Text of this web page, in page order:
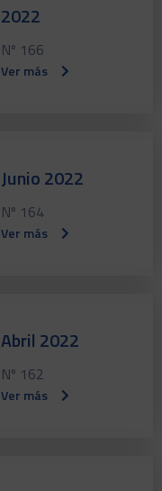
2022
Nº 166
Ver más
Junio 2022
Nº 164
Ver más
Abril 2022
Nº 162
Ver más